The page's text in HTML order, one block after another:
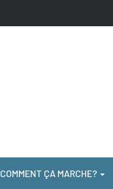
COMMENT ÇA MARCHE?